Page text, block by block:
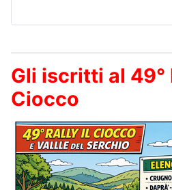
Gli iscritti al 49°
Ciocco